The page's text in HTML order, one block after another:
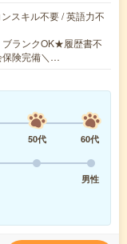
スキル不要 / 英語力不
ランクOK★履歴書不
保険完備＼…
50代
60代
男性